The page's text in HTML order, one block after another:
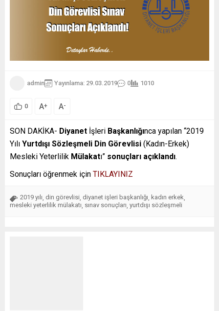
admin Yayınlama: 29.03.2019 0 1010
0 A+ A-
SON DAKİKA- Diyanet İşleri Başkanlığınca yapılan “2019
Yılı Yurtdışı Sözleşmeli Din Görevlisi (Kadın-Erkek)
Mesleki Yeterlilik Mülakatı” sonuçları açıklandı.
Sonuçları öğrenmek için TIKLAYINIZ
2019 yılı din görevlisi diyanet işleri başkanlığı kadın erkek
mesleki yeterlilik mülakatı sınav sonuçları yurtdışı sözleşmeli